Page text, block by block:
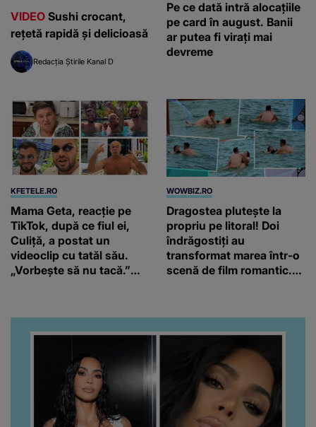
VIDEO Sushi crocant,
rețetă rapidă și delicioasă
Redacția Știrile Kanal D
Pe ce dată intră alocațiile
pe card în august. Banii
ar putea fi virați mai
devreme
KFETELE.RO
Mama Geta, reacție pe
TikTok, după ce fiul ei,
Culiță, a postat un
videoclip cu tatăl său.
„Vorbește să nu tacă.”
WOWBIZ.RO
Dragostea plutește la
propriu pe litoral! Doi
îndrăgostiți au
transformat marea într-o
scenă de film romantic.